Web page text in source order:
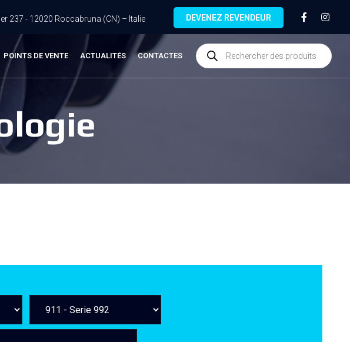
237 - 12020 Roccabruna (CN) – Italie DEVENEZ REVENDEUR
POINTS DE VENTE ACTUALITÉS CONTACTES